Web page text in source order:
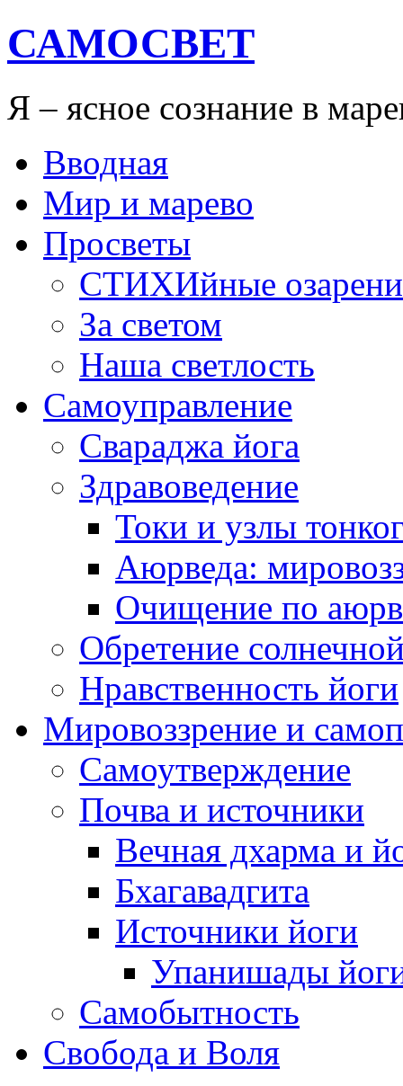
САМОСВЕТ
Я – ясное сознание в
Вводная
Мир и марево
Просветы
СТИХИйные
За светом
Наша светлость
Самоуправление
Свараджа йога
Здравоведение
Токи и узлы
Аюрведа:
Очищение по
Обретение
Нравственность йоги
Мировоззрение и
Самоутверждение
Почва и источники
Вечная дхарма и
Бхагавадгита
Источники йоги
Упанишады
Самобытность
Свобода и Воля